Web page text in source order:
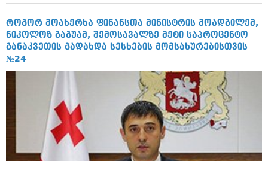
ნოემბერი 2014 (290)
ოქტომბერი 2014 (292)
სექტემბერი 2014 (394)
ივნისი 2014 (366)
მაისი 2014 (313)
აპრილი 2014 (290)
მარტი 2014 (413)
თებერვალი 2014 (318)
იანვარი 2014 (297)
დეკემბერი 2013 (365)
ნოემბერი 2013 (279)
როგორ მოახერხა ფინანსთა მინისტრის მოადგილემ,
ნიკოლოზ გაგუამ, შემოსავალზე მეტი საპროცენტო
განაკვეთის გადახდა სესხების მომსახურებისთვის
№24